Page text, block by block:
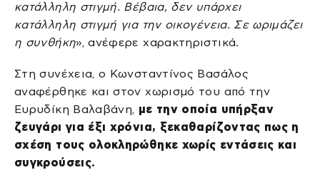
κατάλληλη στιγμή. Βέβαια, δεν υπάρχει
κατάλληλη στιγμή για την οικογένεια. Σε ωριμάζει
η συνθήκη», ανέφερε χαρακτηριστικά.
Στη συνέχεια, ο Κωνσταντίνος Βασάλος
αναφέρθηκε και στον χωρισμό του από την
Ευρυδίκη Βαλαβάνη, με την οποία υπήρξαν
ζευγάρι για έξι χρόνια, ξεκαθαρίζοντας πως η
σχέση τους ολοκληρώθηκε χωρίς εντάσεις και
συγκρούσεις.